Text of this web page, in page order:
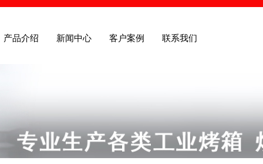
产品介绍 新闻中心 客户案例 联系我们